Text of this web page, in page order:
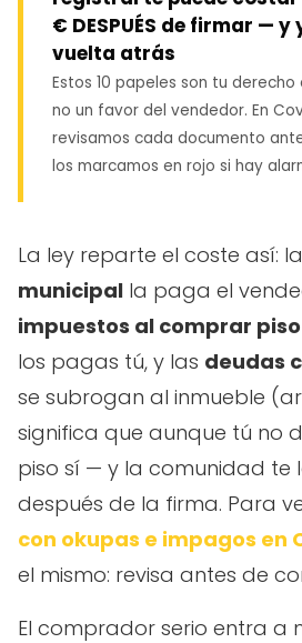
€ DESPUÉS de firmar — y
vuelta atrás
Estos 10 papeles son tu
no un favor del vendedor. En
revisamos cada documento
los marcamos en rojo si hay
La ley reparte el coste así: la
municipal la paga el
impuestos al comprar
los pagas tú, y las deudas
se subrogan al inmueble (art.
significa que aunque tú no
piso sí — y la comunidad te
después de la firma. Para
con okupas e impagos en
el mismo: revisa antes de
El comprador serio entra a